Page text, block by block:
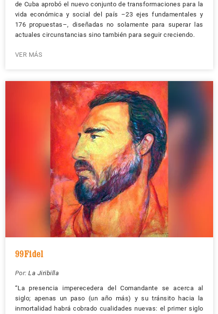
de Cuba aprobó el nuevo conjunto de transformaciones para la
vida económica y social del país –23 ejes fundamentales y
176 propuestas–, diseñadas no solamente para superar las
actuales circunstancias sino también para seguir creciendo.
VER MÁS
99Fidel
Por: La Jiribilla
“La presencia imperecedera del Comandante se acerca al
siglo; apenas un paso (un año más) y su tránsito hacia la
inmortalidad habrá cobrado cualidades nuevas: el primer siglo